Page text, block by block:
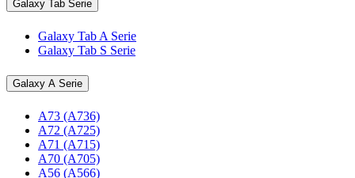
Galaxy Tab Serie
Galaxy Tab A Serie
Galaxy Tab S Serie
Galaxy A Serie
A73 (A736)
A72 (A725)
A71 (A715)
A70 (A705)
A56 (A566)